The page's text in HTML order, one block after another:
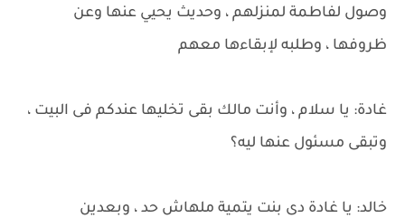
وصول لفاطمة لمنزلهم ، وحديث يحيي عنها وعن
ظروفها ، وطلبه لإبقاءها معهم
غادة: يا سلام ، وأنت مالك بقى تخليها عندكم فى البيت ،
وتبقى مسئول عنها ليه؟
خالد: يا غادة دى بنت يتمية ملهاش حد ، وبعدين